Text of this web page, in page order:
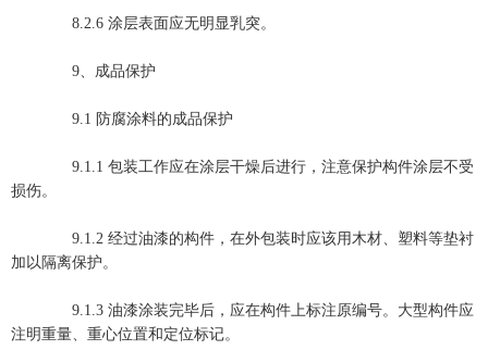
8.2.6 涂层表面应无明显乳突。
9、成品保护
9.1 防腐涂料的成品保护
9.1.1 包装工作应在涂层干燥后进行，注意保护构件涂层不受
损伤。
9.1.2 经过油漆的构件，在外包装时应该用木材、塑料等垫衬
加以隔离保护。
9.1.3 油漆涂装完毕后，应在构件上标注原编号。大型构件应
注明重量、重心位置和定位标记。